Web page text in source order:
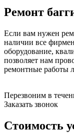
биноклей
блоков
Ремонт
Если вам нужен
наличии все
оборудование,
позволяет нам
ремонтные работы
Перезвоним в
Заказать звонок
Стоимость